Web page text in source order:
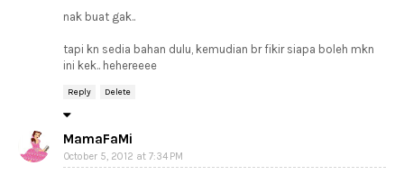
nak buat gak..
tapi kn sedia bahan dulu, kemudian br fikir siapa boleh mkn
ini kek.. hehereeee
Reply Delete
MamaFaMi
October 5, 2012 at 7:34 PM